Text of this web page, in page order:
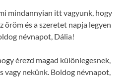
mindannyian itt vagyunk, hogy
öröm és a szeretet napja legyen
névnapot, Dália!
érezd magad különlegesnek,
vagy nekünk. Boldog névnapot,